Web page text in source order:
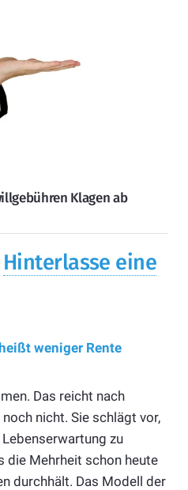
Klagen ab
Hinterlasse eine
weniger Rente
Das reicht nach
nicht. Sie schlägt vor,
zu
die Mehrheit schon heute
durchhält. Das Modell der